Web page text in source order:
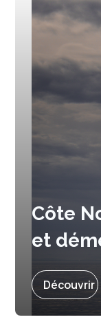
Côte
et
Prochain
Découvrir